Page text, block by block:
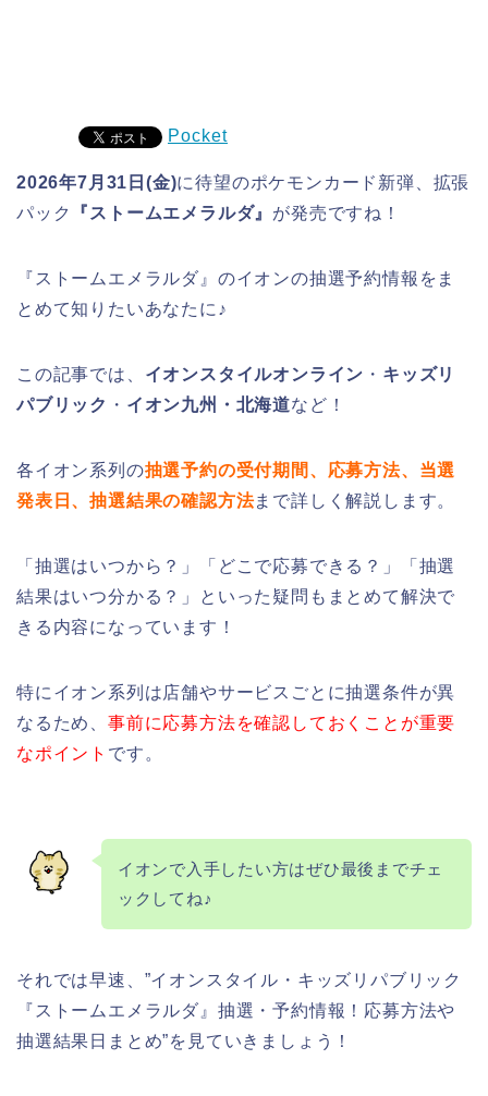
Pocket
2026年7月31日(金)に待望のポケモンカード新弾、拡張
パック
『ストームエメラルダ』 が発売ですね！
『ストームエメラルダ』のイオンの抽選予約情報をま
とめて知りたいあなたに♪
この記事では、 イオンスタイルオンライン ・ キッズリ
パブリック ・ イオン九州・北海道など！
各イオン系列の抽選予約の受付期間、応募方法、当選
発表日、抽選結果の確認方法まで詳しく解説します。
「抽選はいつから？」「どこで応募できる？」「抽選
結果はいつ分かる？」といった疑問もまとめて解決で
きる内容になっています！
特にイオン系列は店舗やサービスごとに抽選条件が異
なるため、 事前に応募方法を確認しておくことが重要
なポイント です。
イオンで入手したい方はぜひ最後までチェ
ックしてね♪
それでは早速、”イオンスタイル・キッズリパブリック
『ストームエメラルダ』抽選・予約情報！応募方法や
抽選結果日まとめ”を見ていきましょう！